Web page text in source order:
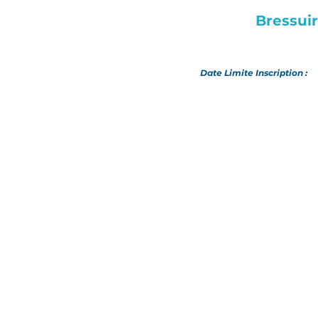
Date Limite Inscription :